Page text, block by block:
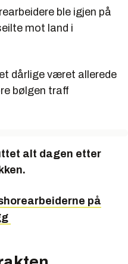
ble igjen på
mot land i
dårlige været allerede
bølgen traff
alt dagen etter
på